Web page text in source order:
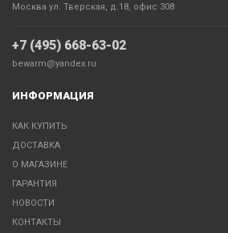
Москва ул. Тверская, д.18, офис 308
+7 (495) 668-63-02
bewarm@yandex.ru
ИНФОРМАЦИЯ
КАК КУПИТЬ
ДОСТАВКА
О МАГАЗИНЕ
ГАРАНТИЯ
НОВОСТИ
КОНТАКТЫ